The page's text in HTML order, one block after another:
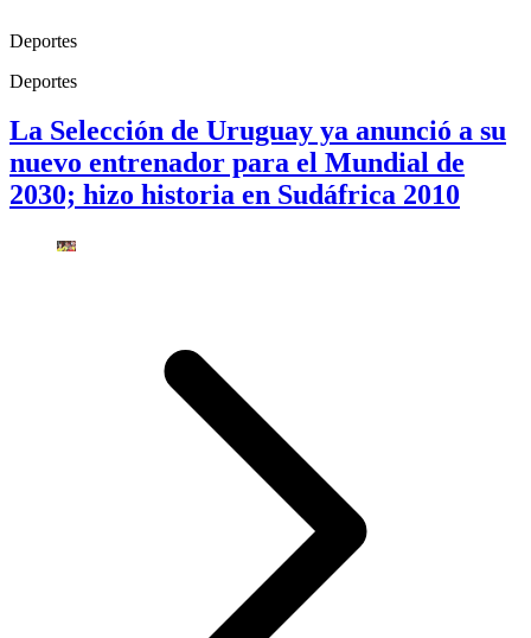
Deportes
Deportes
La Selección de Uruguay ya anunció a su
nuevo entrenador para el Mundial de
2030; hizo historia en Sudáfrica 2010